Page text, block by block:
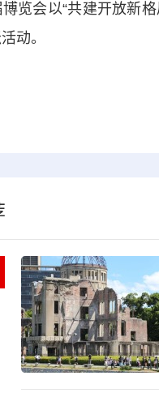
会以“共建开放新格
动。